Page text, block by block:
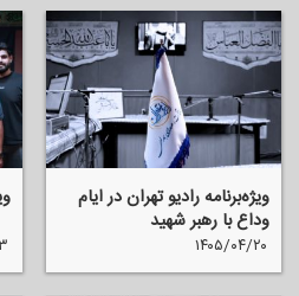
ویژه‌برنامه رادیو تهران در ایام
وداع با رهبر شهید
۱۴۰۵/۰۴/۲۰